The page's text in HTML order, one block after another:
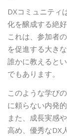
DXコミュニティ
化を醸成する絶
これは、参加者
を促進する大き
誰かに教えると
でもあります。
このような学び
に頼らない内発
また、成長実感
高め、優秀なDX